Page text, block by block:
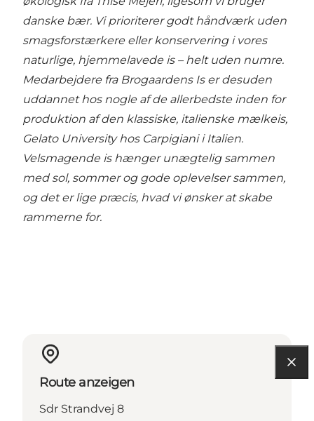
danske bær. Vi prioriterer godt håndværk uden
smagsforstærkere eller konservering i vores
naturlige, hjemmelavede is – helt uden numre.
Medarbejdere fra Brogaardens Is er desuden
uddannet hos nogle af de allerbedste inden for
produktion af den klassiske, italienske mælkeis,
Gelato University hos Carpigiani i Italien.
Velsmagende is hænger unægtelig sammen
med sol, sommer og gode oplevelser sammen,
og det er lige præcis, hvad vi ønsker at skabe
rammerne for.
Route anzeigen
Sdr Strandvej 8